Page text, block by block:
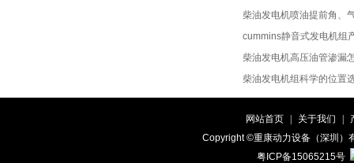
柴油发电机喷油提前角、
cummins静音式发电机组
柴油发电机高压油管渗漏
柴油发电机组科学的位置
网站首页 关于我们
Copyright ©重康动力设备（深圳
粤ICP备15065215号